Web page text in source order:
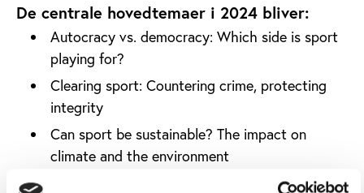
De centrale hovedtemaer i 2024 bliver:
Autocracy vs. democracy: Which side is sport
playing for?
Clearing sport: Countering crime, protecting
integrity
Can sport be sustainable? The impact on
climate and the environment
Sports journalism: A watchdog for society or a